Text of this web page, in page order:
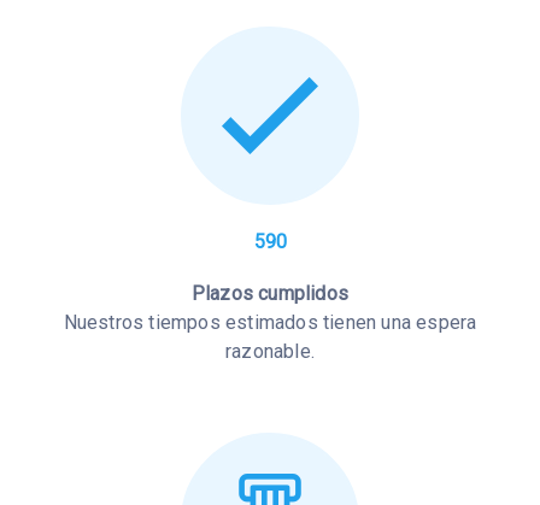
590
Plazos cumplidos
Nuestros tiempos estimados tienen una espera
razonable.